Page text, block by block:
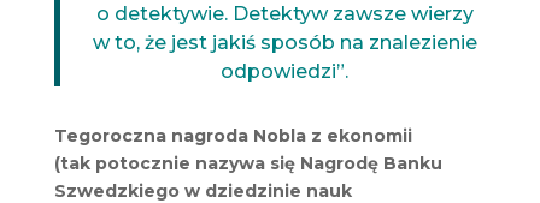
o detektywie. Detektyw zawsze wierzy
w to, że jest jakiś sposób na znalezienie
odpowiedzi”.
Tegoroczna nagroda Nobla z ekonomii
(tak potocznie nazywa się Nagrodę Banku
Szwedzkiego w dziedzinie nauk